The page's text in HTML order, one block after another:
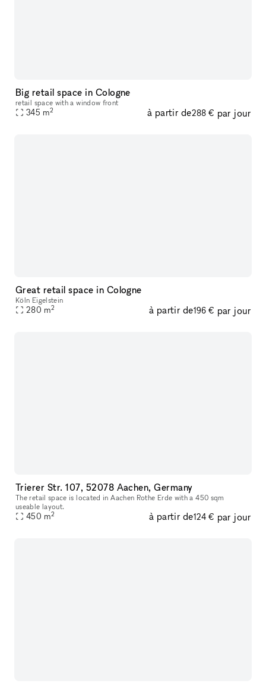
Big retail space in Cologne
retail space with a window front
345 m2 à partir de288 € par jour
Great retail space in Cologne
Köln Eigelstein
280 m2 à partir de196 € par jour
Trierer Str. 107, 52078 Aachen, Germany
The retail space is located in Aachen Rothe Erde with a 450 sqm
useable layout.
450 m2 à partir de124 € par jour